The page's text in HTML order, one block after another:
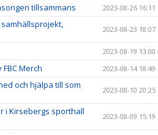
tillsammans 2023-08-26 16:11
2023-08-23 18:07
2023-08-19 13:00
Merch 2023-08-14 18:49
och hjälpa till som
2023-08-10 20:25
i Kirsebergs sporthall
2023-08-09 15:19